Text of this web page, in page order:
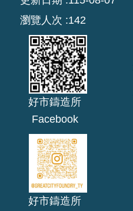
瀏覽人次
142
好市鑄造所
Facebook
好市鑄造所